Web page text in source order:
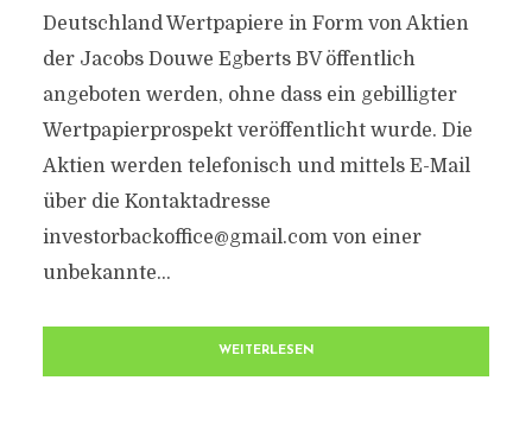
Deutschland Wertpapiere in Form von Aktien
der Jacobs Douwe Egberts BV öffentlich
angeboten werden, ohne dass ein gebilligter
Wertpapierprospekt veröffentlicht wurde. Die
Aktien werden telefonisch und mittels E-Mail
über die Kontaktadresse
investorbackoffice@gmail.com von einer
unbekannte...
WEITERLESEN